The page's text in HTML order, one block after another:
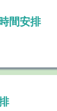
間安排